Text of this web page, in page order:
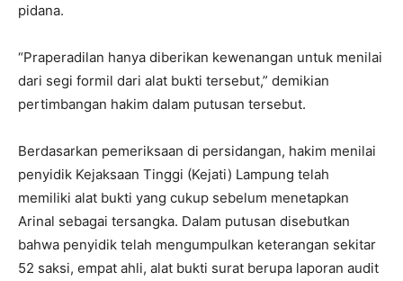
pidana.
“Praperadilan hanya diberikan kewenangan untuk menilai
dari segi formil dari alat bukti tersebut,” demikian
pertimbangan hakim dalam putusan tersebut.
Berdasarkan pemeriksaan di persidangan, hakim menilai
penyidik Kejaksaan Tinggi (Kejati) Lampung telah
memiliki alat bukti yang cukup sebelum menetapkan
Arinal sebagai tersangka. Dalam putusan disebutkan
bahwa penyidik telah mengumpulkan keterangan sekitar
52 saksi, empat ahli, alat bukti surat berupa laporan audit